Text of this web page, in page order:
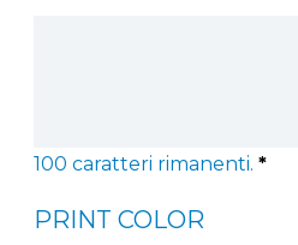
100 caratteri rimanenti. *
PRINT COLOR